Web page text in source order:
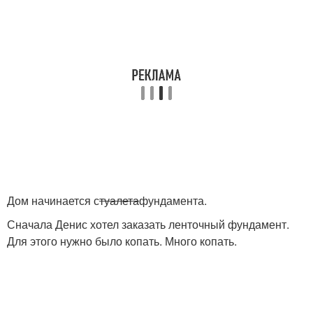
Дом начинается стуалетафундамента.
Сначала Денис хотел заказать ленточный фундамент.
Для этого нужно было копать. Много копать.